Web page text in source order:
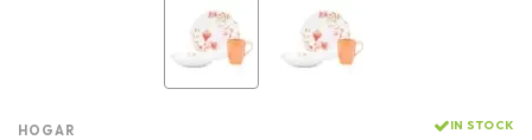
HOGAR IN STOCK